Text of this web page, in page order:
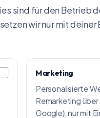
sind für den Betrieb
wir nur mit
Marketing
Personalisierte
Remarketing über
Google), nur mit